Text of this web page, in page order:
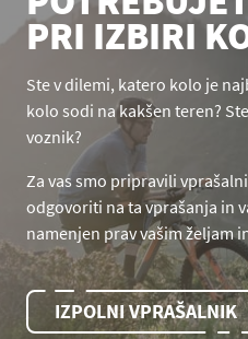
PRI IZBIRI
Ste v dilemi, katero kolo je
kolo sodi na kakšen teren?
voznik?
Za vas smo pripravili
odgovoriti na ta vprašanja in
namenjen prav vašim željam
IZPOLNI VPRAŠALNIK